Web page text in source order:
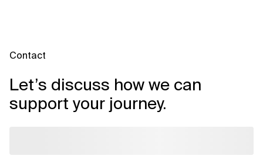
Contact
Let’s discuss how we can
support your journey.